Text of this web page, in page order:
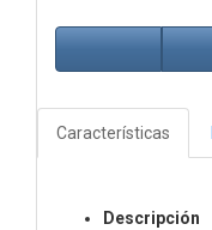
Características
Descripción